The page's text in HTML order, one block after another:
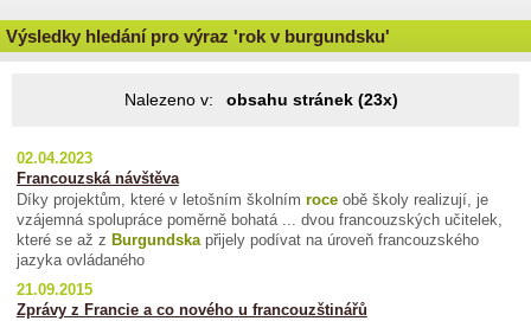
Výsledky hledání pro výraz 'rok v burgundsku'
Nalezeno v: obsahu stránek (23x)
02.04.2023
Francouzská návštěva
Díky projektům, které v letošním školním roceobě školy realizují, je
vzájemná spolupráce poměrně bohatá ... dvou francouzských učitelek,
které se až z Burgundskapřijely podívat na úroveň francouzského
jazyka ovládaného
21.09.2015
Zprávy z Francie a co nového u francouzštinářů